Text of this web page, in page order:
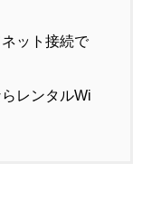
ット接続で
レンタルWi